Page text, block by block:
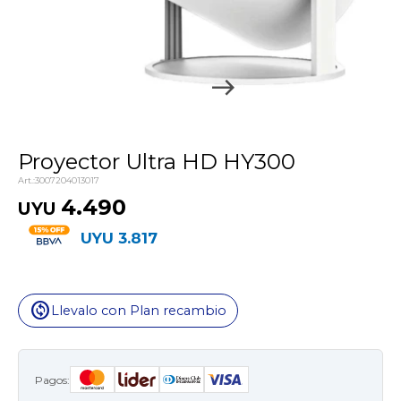
Proyector Ultra HD HY300
3007204013017
UYU 4.490
UYU 3.817
change_circleLlevalo con Plan recambio
Pagos: